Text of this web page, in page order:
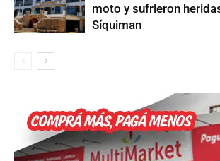
moto y sufrieron
Síquiman